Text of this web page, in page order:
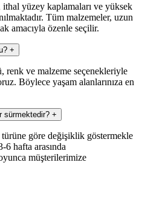
yüzey kaplamaları ve yüksek
Tüm malzemeler, uzun
amacıyla özenle seçilir.
+
ve malzeme seçenekleriyle
Böylece yaşam alanlarınıza en
sürmektedir? +
göre değişiklik göstermekle
6 hafta arasında
müşterilerimize